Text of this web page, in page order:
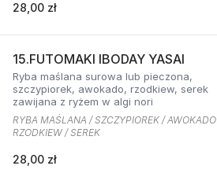
28,00 zł
15.FUTOMAKI IBODAY YASAI
Ryba maślana surowa lub pieczona,
szczypiorek, awokado, rzodkiew, serek
zawijana z ryżem w algi nori
RYBA MAŚLANA / SZCZYPIOREK /
RZODKIEW / SEREK
28,00 zł